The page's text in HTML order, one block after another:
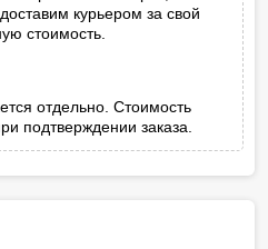
курьером за свой
стоимость.
отдельно. Стоимость
подтверждении заказа.